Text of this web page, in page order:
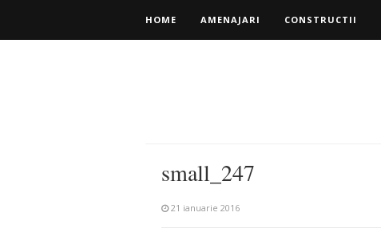
HOME AMENAJARI CONSTRUCTII
small_247
21 ianuarie 2016